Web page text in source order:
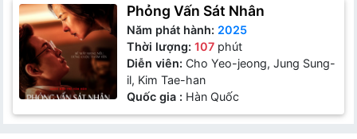
Phỏng Vấn Sát Nhân
Năm phát hành: 2025
Thời lượng: 107phút
Diễn viên: Cho Yeo-jeong, Jung Sung-
il, Kim Tae-han
Quốc gia : Hàn Quốc